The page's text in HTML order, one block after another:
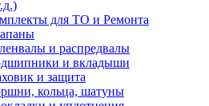
для ТО и Ремонта
и распредвалы
и вкладыши
и защита
кольца, шатуны